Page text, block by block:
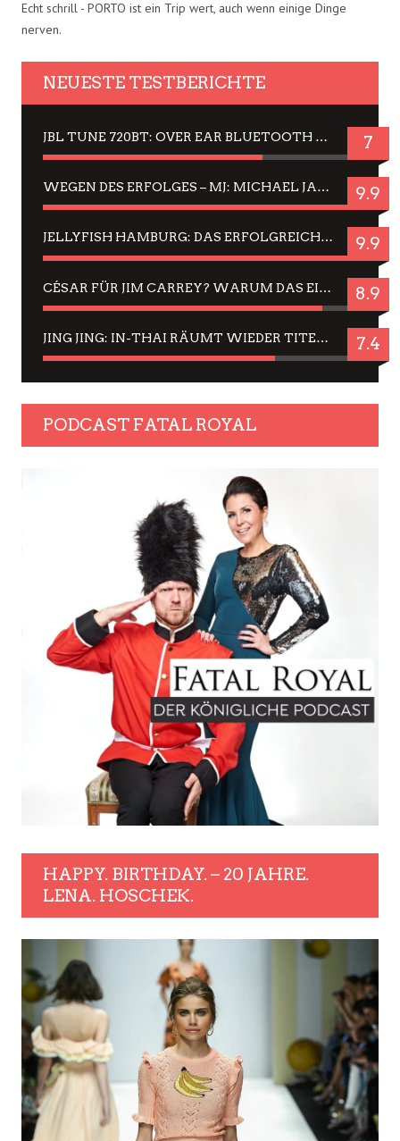
Echt schrill - PORTO ist ein Trip wert, auch wenn einige Dinge
nerven.
NEUESTE TESTBERICHTE
JBL TUNE 720BT: OVER EAR BLUETOOTH KOPFHÖRER UM DIE 50,-€ IM DAUER-TEST 7
WEGEN DES ERFOLGES – MJ: MICHAEL JACKSON MUSICAL IN EINER MATINEE SEHEN 9.9
JELLYFISH HAMBURG: DAS ERFOLGREICHE SOMMER-MENÜ 2025 IN GEFÜHLEN UND BILDERN 9.9
CÉSAR FÜR JIM CARREY? WARUM DAS EINER DER NERVIGSTEN ACTORS IST UND BLEIBT 8.9
JING JING: IN-THAI RÄUMT WIEDER TITEL AB – EIN ZWEI-STUNDEN-ERLEBNISBERICHT 7.4
PODCAST FATAL ROYAL
HAPPY. BIRTHDAY. – 20 JAHRE.
LENA. HOSCHEK.